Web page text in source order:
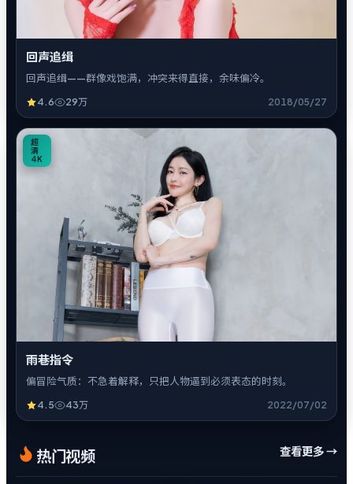
回声追缉
回声追缉——群像戏饱满，冲突来得直接，余味偏冷。
4.6 29万 2018/05/27
超
清
4K
雨巷指令
偏冒险气质：不急着解释，只把人物逼到必须表态的时刻。
4.5 43万 2022/07/02
热门视频 查看更多 →
舟
引
擎
98
万
案万